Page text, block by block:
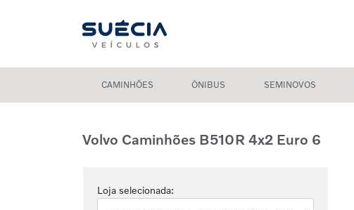
CAMINHÕES ÔNIBUS SEMINOVOS
Volvo Caminhões B510R 4x2 Euro 6
Loja selecionada: